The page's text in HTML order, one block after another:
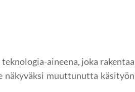
aineena, joka rakentaa
näkyväksi muuttunutta käsityön